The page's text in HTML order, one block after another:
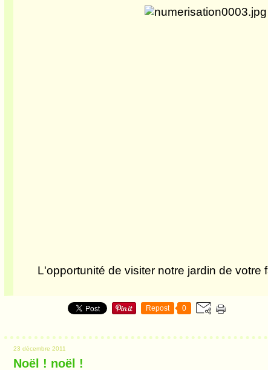
L'opportunité de visiter notre jardin de votre
Repost 0
23 décembre 2011
Noël ! noël !